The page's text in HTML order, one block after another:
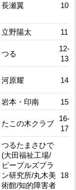
長瀬翼 10
立野陽太 11
つる
12-
13
河原耀 14
岩本・印南 15
たこの木クラブ
16-
17
つるたまさひで
(大田福祉工場/
ピープルズプラ
ン研究所/丸木美
術館/知的障害者
18